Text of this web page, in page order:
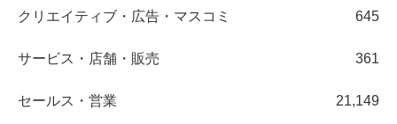
クリエイティブ・広告・マスコミ 645
サービス・店舗・販売 361
セールス・営業 21,149